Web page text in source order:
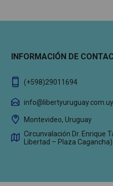
INFORMACIÓN DE
(+598)29011694
info@libertyuruguay.com.uy
Montevideo, Uruguay
Circunvalación Dr. Enrique
Libertad – Plaza